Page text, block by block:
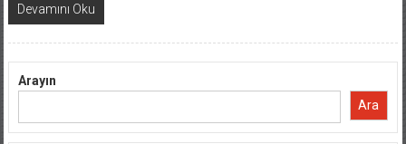
Devamını Oku
Arayın
Ara